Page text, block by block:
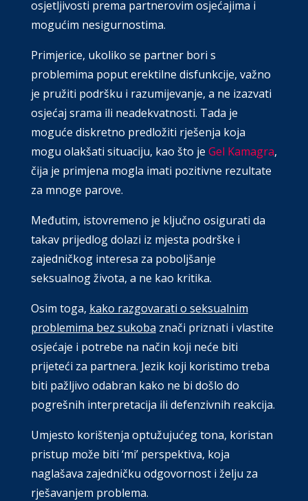
osjetljivosti prema partnerovim osjećajima i
mogućim nesigurnostima.
Primjerice, ukoliko se partner bori s
problemima poput erektilne disfunkcije, važno
je pružiti podršku i razumijevanje, a ne izazvati
osjećaj srama ili neadekvatnosti. Tada je
moguće diskretno predložiti rješenja koja
mogu olakšati situaciju, kao što je Gel Kamagra,
čija je primjena mogla imati pozitivne rezultate
za mnoge parove.
Međutim, istovremeno je ključno osigurati da
takav prijedlog dolazi iz mjesta podrške i
zajedničkog interesa za poboljšanje
seksualnog života, a ne kao kritika.
Osim toga, kako razgovarati o seksualnim
problemima bez sukoba znači priznati i vlastite
osjećaje i potrebe na način koji neće biti
prijeteći za partnera. Jezik koji koristimo treba
biti pažljivo odabran kako ne bi došlo do
pogrešnih interpretacija ili defenzivnih reakcija.
Umjesto korištenja optužujućeg tona, koristan
pristup može biti ‘mi’ perspektiva, koja
naglašava zajedničku odgovornost i želju za
rješavanjem problema.